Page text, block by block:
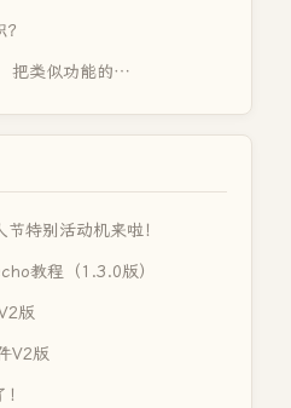
把类似功能的…
特别活动机来啦！
教程（1.3.0版）
版
V2版